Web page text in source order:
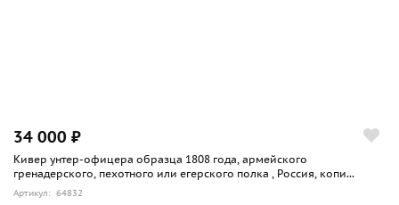
34 000 ₽
Кивер унтер-офицера образца 1808 года, армейского
гренадерского, пехотного или егерского полка , Россия, копи...
Артикул: 64832